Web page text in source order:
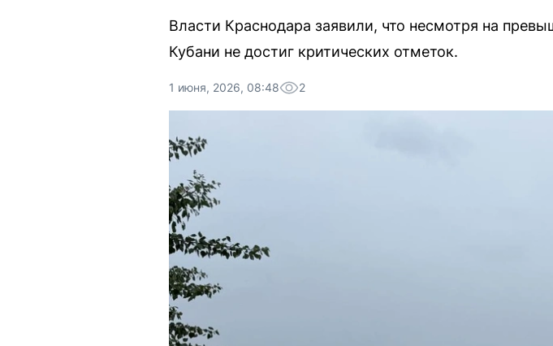
Власти Краснодара заявили, что несмотря на
Кубани не достиг критических отметок.
1 июня, 2026, 08:48 2